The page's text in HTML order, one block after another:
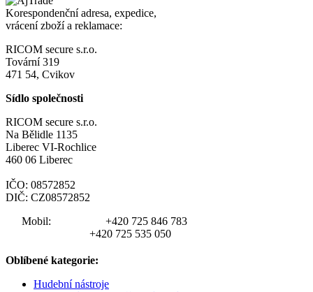
Korespondenční adresa, expedice,
vrácení zboží a reklamace:
RICOM secure s.r.o.
Tovární 319
471 54, Cvikov
Sídlo společnosti
RICOM secure s.r.o.
Na Bělidle 1135
Liberec VI-Rochlice
460 06 Liberec
IČO: 08572852
DIČ: CZ08572852
Mobil:
+420 725 846 783
+420 725 535 050
Oblíbené kategorie:
Hudební nástroje